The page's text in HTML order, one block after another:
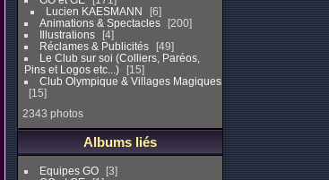
Lucien KAESMANN
6
Animations & Spectacles
200
Illustrations
4
Réclames & Publicités
49
Le Club sur soi (Colliers, Paréos,
Pins et Logos etc...)
15
Club Olympique & Villages Magiques
15
2343 photos
Albums liés
Equipes GO
3